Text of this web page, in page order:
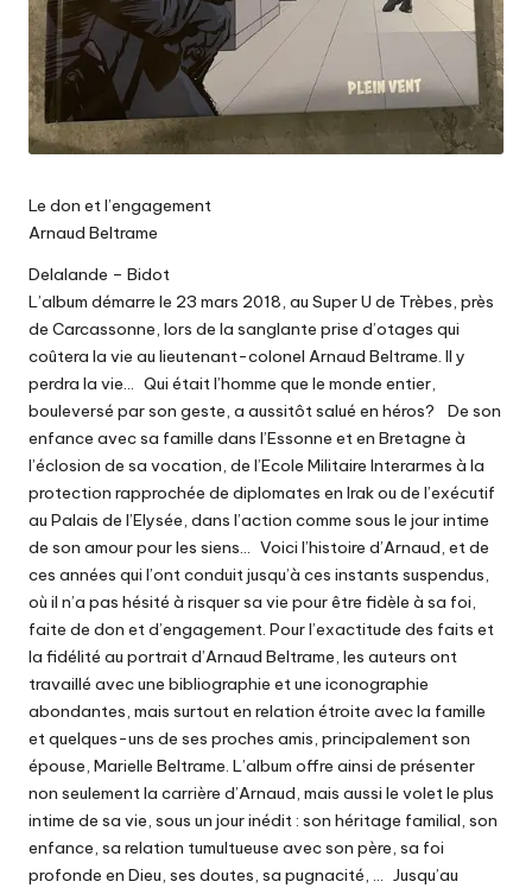
Le don et l’engagement
Arnaud Beltrame
Delalande – Bidot
L’album démarre le 23 mars 2018, au Super U de Trèbes, près
de Carcassonne, lors de la sanglante prise d’otages qui
coûtera la vie au lieutenant-colonel Arnaud Beltrame. Il y
perdra la vie… Qui était l’homme que le monde entier,
bouleversé par son geste, a aussitôt salué en héros? De son
enfance avec sa famille dans l’Essonne et en Bretagne à
l’éclosion de sa vocation, de l’Ecole Militaire Interarmes à la
protection rapprochée de diplomates en Irak ou de l’exécutif
au Palais de l’Elysée, dans l’action comme sous le jour intime
de son amour pour les siens… Voici l’histoire d’Arnaud, et de
ces années qui l’ont conduit jusqu’à ces instants suspendus,
où il n’a pas hésité à risquer sa vie pour être fidèle à sa foi,
faite de don et d’engagement. Pour l’exactitude des faits et
la fidélité au portrait d’Arnaud Beltrame, les auteurs ont
travaillé avec une bibliographie et une iconographie
abondantes, mais surtout en relation étroite avec la famille
et quelques-uns de ses proches amis, principalement son
épouse, Marielle Beltrame. L’album offre ainsi de présenter
non seulement la carrière d’Arnaud, mais aussi le volet le plus
intime de sa vie, sous un jour inédit : son héritage familial, son
enfance, sa relation tumultueuse avec son père, sa foi
profonde en Dieu, ses doutes, sa pugnacité, … Jusqu’au